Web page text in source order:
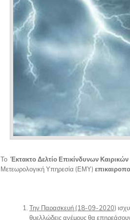
ΤοΈκτακτο Δελτίο Επικίνδυνων
Μετεωρολογική Υπηρεσία (ΕΜΥ)
Την Παρασκευή (18-09-2020)
θυελλώδεις ανέμους θα